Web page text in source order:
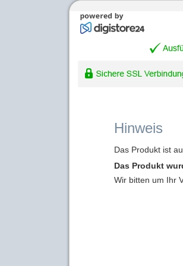
Hinweis
Das Produkt ist
Das Produkt
Wir bitten um Ihr